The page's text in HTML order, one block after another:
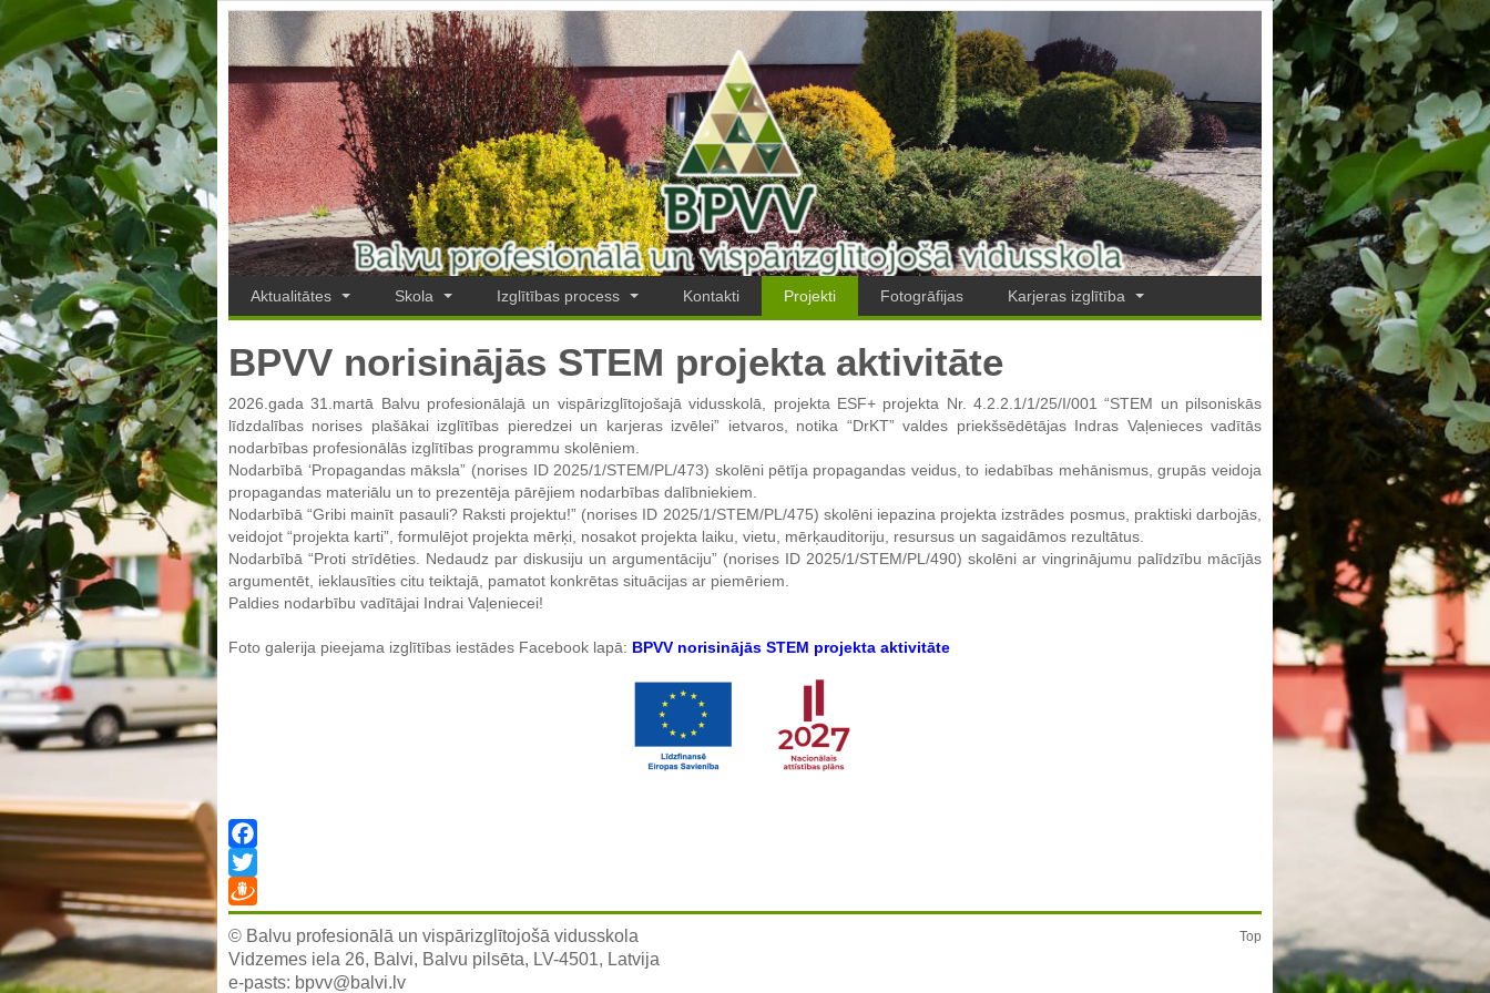
Aktualitātes Skola Izglītības process Kontakti Projekti Fotogrāfijas Karjeras izglītība
BPVV norisinājās STEM projekta aktivitāte
2026.gada 31.martā Balvu profesionālajā un vispārizglītojošajā vidusskolā, projekta ESF+ projekta Nr. 4.2.2.1/1/25/I/001 “STEM un pilsoniskās
līdzdalības norises plašākai izglītības pieredzei un karjeras izvēlei” ietvaros, notika “DrKT” valdes priekšsēdētājas Indras Vaļenieces vadītās
nodarbības profesionālās izglītības programmu skolēniem.
Nodarbībā ‘Propagandas māksla” (norises ID 2025/1/STEM/PL/473) skolēni pētīja propagandas veidus, to iedabības mehānismus, grupās veidoja
propagandas materiālu un to prezentēja pārējiem nodarbības dalībniekiem.
Nodarbībā “Gribi mainīt pasauli? Raksti projektu!” (norises ID 2025/1/STEM/PL/475) skolēni iepazina projekta izstrādes posmus, praktiski darbojās,
veidojot “projekta karti”, formulējot projekta mērķi, nosakot projekta laiku, vietu, mērķauditoriju, resursus un sagaidāmos rezultātus.
Nodarbībā “Proti strīdēties. Nedaudz par diskusiju un argumentāciju” (norises ID 2025/1/STEM/PL/490) skolēni ar vingrinājumu palīdzību mācījās
argumentēt, ieklausīties citu teiktajā, pamatot konkrētas situācijas ar piemēriem.
Paldies nodarbību vadītājai Indrai Vaļeniecei!
Foto galerija pieejama izglītības iestādes Facebook lapā: BPVV norisinājās STEM projekta aktivitāte
Facebook
Twitter
Draugiem
© Balvu profesionālā un vispārizglītojošā vidusskola
Vidzemes iela 26, Balvi, Balvu pilsēta, LV-4501, Latvija
e-pasts: bpvv@balvi.lv
Top